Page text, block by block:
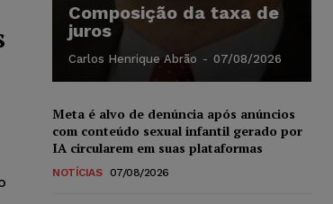
Composição da taxa de
juros
Carlos Henrique Abrão - 07/08/2026
Meta é alvo de denúncia após anúncios
com conteúdo sexual infantil gerado por
IA circularem em suas plataformas
NOTÍCIAS 07/08/2026